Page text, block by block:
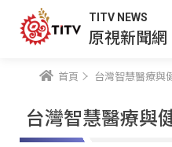
TITV NEWS
原視新聞網
首頁 台灣智慧醫療與
台灣智慧醫療與